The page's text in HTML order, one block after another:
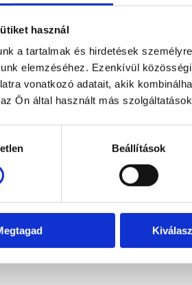
használ
a tartalmak és hirdetések
elemzéséhez. Ezenkívül
vonatkozó adatait, akik
Ön által használt más
Beállítások